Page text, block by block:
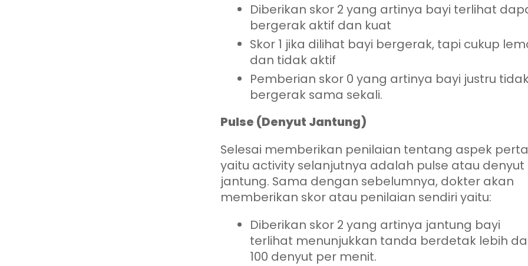
Diberikan skor 2 yang artinya bayi terlihat
bergerak aktif dan kuat
Skor 1 jika dilihat bayi bergerak, tapi cukup
dan tidak aktif
Pemberian skor 0 yang artinya bayi justru
bergerak sama sekali.
Pulse (Denyut Jantung)
Selesai memberikan penilaian tentang aspek
yaitu activity selanjutnya adalah pulse atau denyut
jantung. Sama dengan sebelumnya, dokter akan
memberikan skor atau penilaian sendiri yaitu:
Diberikan skor 2 yang artinya jantung bayi
terlihat menunjukkan tanda berdetak lebih
100 denyut per menit.